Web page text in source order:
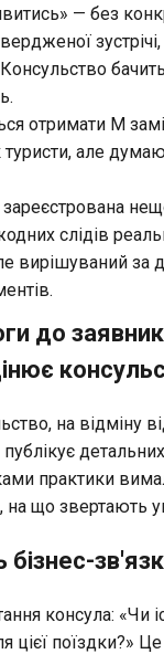
— без
отримати M
туристи, але
зареєстрована
слідів
вирішуваний за
до
на відміну
детальних
практики
на що звертають
бізнес-
консула: «Чи
цієї поїздки?»